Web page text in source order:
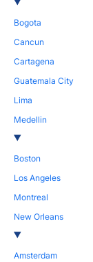
Bogota
Cancun
Cartagena
Guatemala City
Lima
Medellin
Boston
Los Angeles
Montreal
New Orleans
Amsterdam